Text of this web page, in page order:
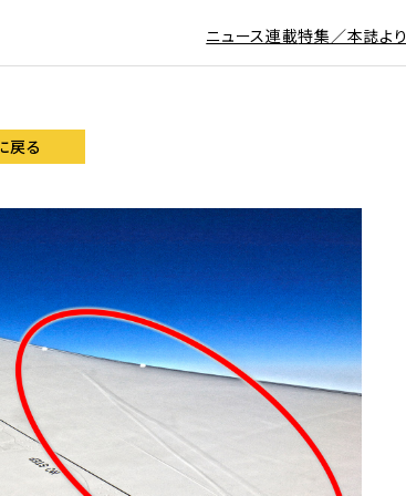
ニュース連載特集／本誌より
戻る